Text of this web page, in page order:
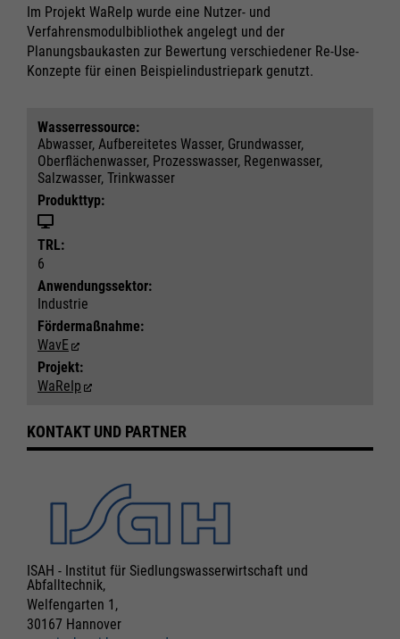
Im Projekt WaReIp wurde eine Nutzer- und
Verfahrensmodulbibliothek angelegt und der
Planungsbaukasten zur Bewertung verschiedener Re-Use-
Konzepte für einen Beispielindustriepark genutzt.
Wasser­ressource:
Abwasser, Aufbereitetes Wasser, Grundwasser,
Oberflächenwasser, Prozesswasser, Regenwasser,
Salzwasser, Trinkwasser
Produkttyp:
TRL:
6
Anwendungs­sektor:
Industrie
Fördermaßnahme:
WavE
Projekt:
WaReIp
KONTAKT UND PARTNER
ISAH - Institut für Siedlungswasserwirtschaft und
Abfalltechnik,
Welfengarten 1,
30167 Hannover
Notwendig
Marketing und Statistik
Cookie Informationen anzeigen
Speichern
Impressum Datenschutz
Notwendig
Marketing und Statistik
Cookie Informationen anzeigen
Speichern
Impressum Datenschutz